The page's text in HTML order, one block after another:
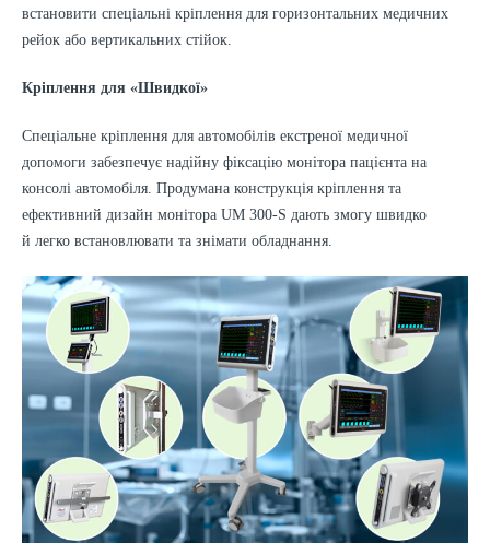
встановити спеціальні кріплення для горизонтальних медичних
рейок або вертикальних стійок.
Кріплення для «Швидкої»
Спеціальне кріплення для автомобілів екстреної медичної
допомоги забезпечує надійну фіксацію монітора пацієнта на
консолі автомобіля. Продумана конструкція кріплення та
ефективний дизайн монітора UM 300-S дають змогу швидко
й легко встановлювати та знімати обладнання.